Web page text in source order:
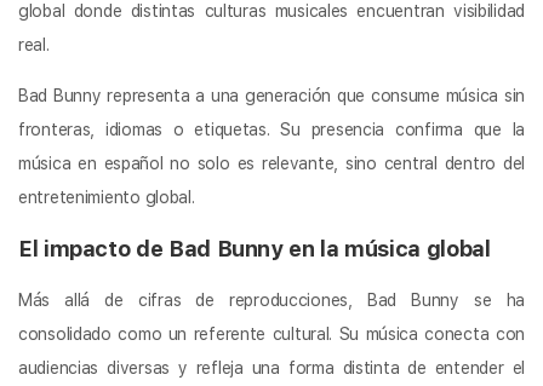
global donde distintas culturas musicales encuentran visibilidad
real.
Bad Bunny representa a una generación que consume música sin
fronteras, idiomas o etiquetas. Su presencia confirma que la
música en español no solo es relevante, sino central dentro del
entretenimiento global.
El impacto de Bad Bunny en la música global
Más allá de cifras de reproducciones, Bad Bunny se ha
consolidado como un referente cultural. Su música conecta con
audiencias diversas y refleja una forma distinta de entender el